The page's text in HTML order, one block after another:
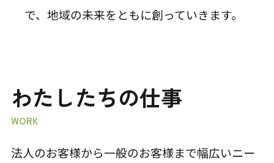
で、地域の未来をともに創っていきます。
わたしたちの仕事
WORK
法人のお客様から一般のお客様まで幅広いニー